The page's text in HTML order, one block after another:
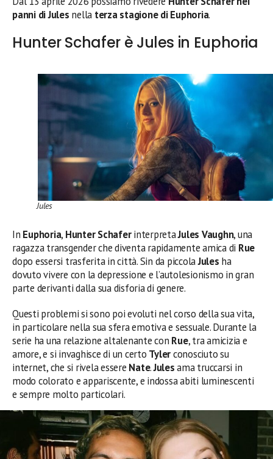
panni di Jules nella terza stagione di Euphoria.
Hunter Schafer è Jules in Euphoria
Jules
In Euphoria, Hunter SchaferinterpretaJules Vaughn, una
ragazza transgender che diventa rapidamente amica di Rue
dopo essersi trasferita in città. Sin da piccolaJules ha
dovuto vivere con la depressione e l’autolesionismo in gran
parte derivanti dalla sua disforia di genere.
Questi problemi si sono poi evoluti nel corso della sua vita,
in particolare nella sua sfera emotiva e sessuale. Durante la
serie ha una relazione altalenante con Rue, tra amicizia e
amore, e si invaghisce di un certo Tylerconosciuto su
internet, che si rivela essere Nate.Julesama truccarsi in
modo colorato e appariscente, e indossa abiti luminescenti
e sempre molto particolari.